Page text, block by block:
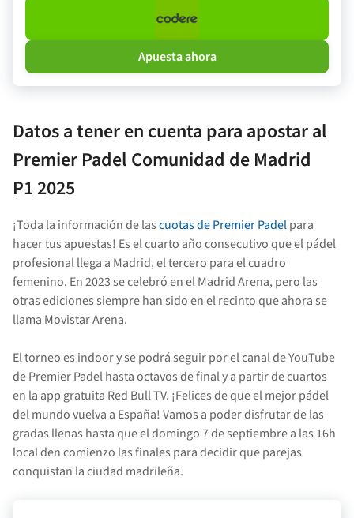
Apuesta ahora
Datos a tener en cuenta para apostar al
Premier Padel Comunidad de Madrid
P1 2025
¡Toda la información de lascuotas de Premier Padelpara
hacer tus apuestas! Es el cuarto año consecutivo que el pádel
profesional llega a Madrid, el tercero para el cuadro
femenino. En 2023 se celebró en el Madrid Arena, pero las
otras ediciones siempre han sido en el recinto que ahora se
llama Movistar Arena.
El torneo es indoor y se podrá seguir por el canal de YouTube
de Premier Padel hasta octavos de final y a partir de cuartos
en la app gratuita Red Bull TV. ¡Felices de que el mejor pádel
del mundo vuelva a España! Vamos a poder disfrutar de las
gradas llenas hasta que el domingo 7 de septiembre a las 16h
local den comienzo las finales para decidir que parejas
conquistan la ciudad madrileña.